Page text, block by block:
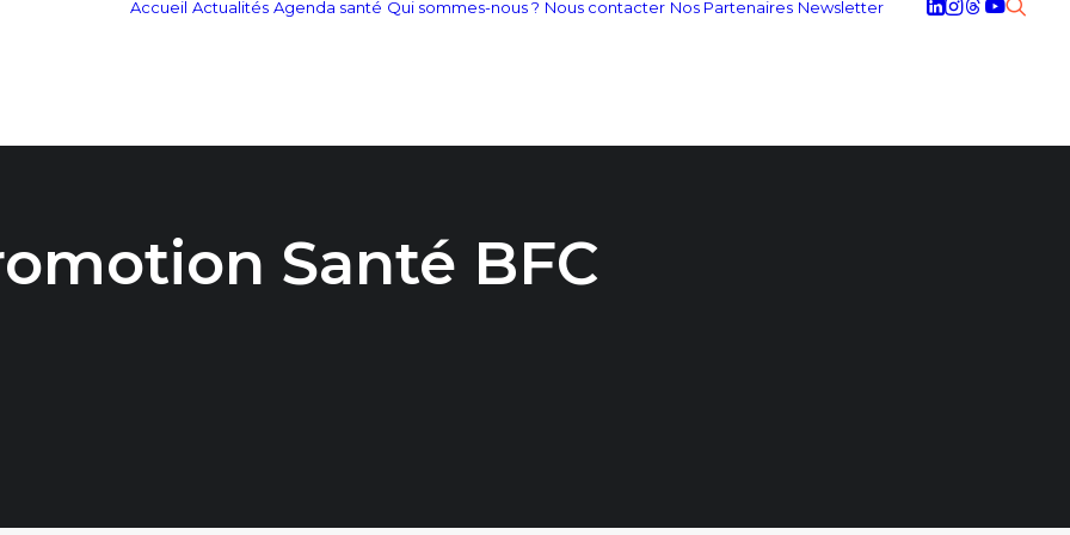
Accueil Actualités Agenda santé Qui sommes-nous ? Nous contacter Nos Partenaires Newsletter
Santé BFC